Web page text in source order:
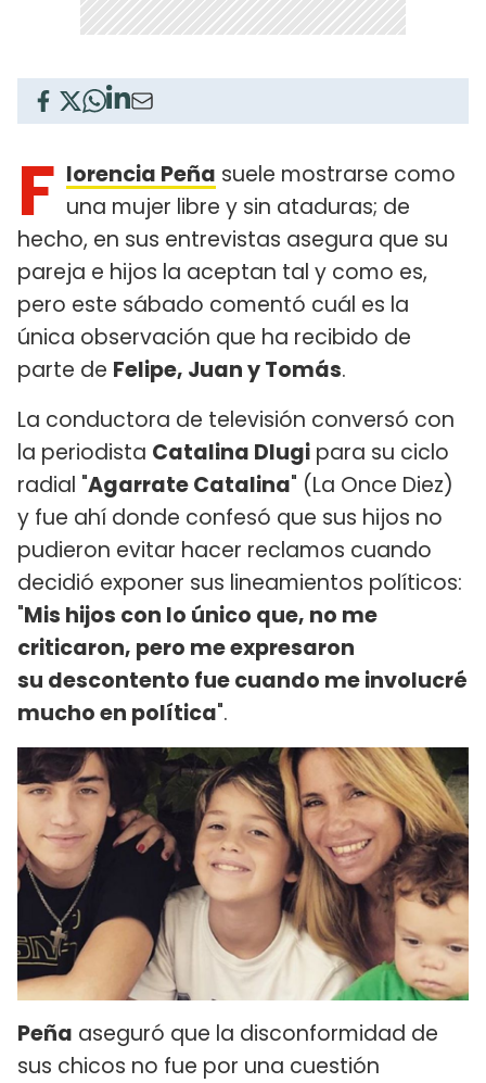
F lorencia Peña suele mostrarse como
una mujer libre y sin ataduras; de
hecho, en sus entrevistas asegura que su
pareja e hijos la aceptan tal y como es,
pero este sábado comentó cuál es la
única observación que ha recibido de
parte de Felipe, Juan y Tomás.
La conductora de televisión conversó con
la periodista Catalina Dlugi para su ciclo
radial "Agarrate Catalina" (La Once Diez)
y fue ahí donde confesó que sus hijos no
pudieron evitar hacer reclamos cuando
decidió exponer sus lineamientos políticos:
"Mis hijos con lo único que, no me
criticaron, pero me expresaron
su descontento fue cuando me involucré
mucho en política".
Peña aseguró que la disconformidad de
sus chicos no fue por una cuestión